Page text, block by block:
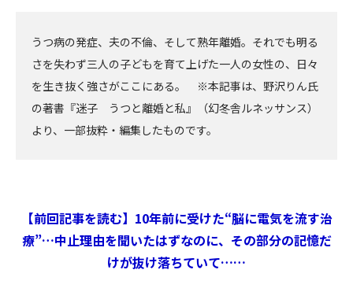
うつ病の発症、夫の不倫、そして熟年離婚。それでも明る
さを失わず三人の子どもを育て上げた一人の女性の、日々
を生き抜く強さがここにある。 ※本記事は、野沢りん氏
の著書『迷子 うつと離婚と私』（幻冬舎ルネッサンス）
より、一部抜粋・編集したものです。
【前回記事を読む】10年前に受けた“脳に電気を流す治
療”…中止理由を聞いたはずなのに、その部分の記憶だ
けが抜け落ちていて……